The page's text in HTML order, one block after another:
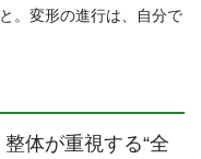
。変形の進行は、自分で
体が重視する“全